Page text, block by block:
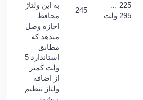
225 …
295 ولت
245
به این ولتاژ
محافظ
اجازه وصل
میدهد که
مطابق
استاندارد 5
ولت کمتر
از اضافه
ولتاژ تنظیم